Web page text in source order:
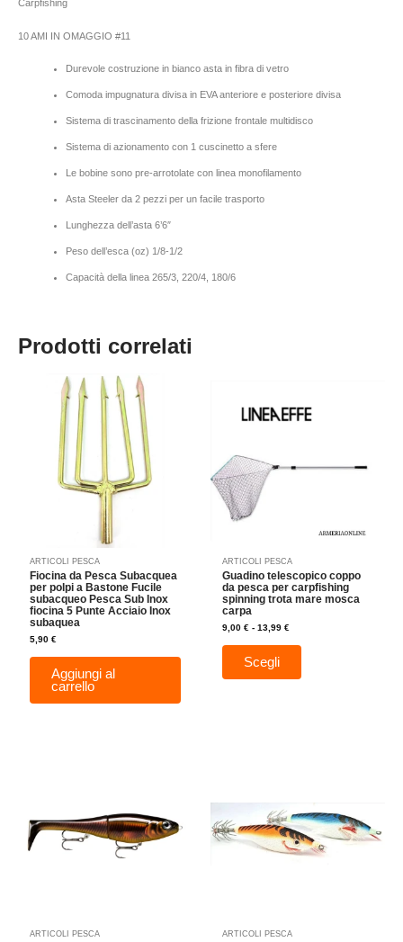
Carpfishing
10 AMI IN OMAGGIO #11
Durevole costruzione in bianco asta in fibra di vetro
Comoda impugnatura divisa in EVA anteriore e posteriore divisa
Sistema di trascinamento della frizione frontale multidisco
Sistema di azionamento con 1 cuscinetto a sfere
Le bobine sono pre-arrotolate con linea monofilamento
Asta Steeler da 2 pezzi per un facile trasporto
Lunghezza dell’asta 6’6″
Peso dell’esca (oz) 1/8-1/2
Capacità della linea 265/3, 220/4, 180/6
Prodotti correlati
ARTICOLI PESCA
Fiocina da Pesca Subacquea
per polpi a Bastone Fucile
subacqueo Pesca Sub Inox
fiocina 5 Punte Acciaio Inox
subaquea
5,90€
Aggiungi al
carrello
ARTICOLI PESCA
Guadino telescopico coppo
da pesca per carpfishing
spinning trota mare mosca
carpa
9,00€ - 13,99€
da
9,00 €
Scegli
ha
Le
scelte
del
prodotto
ARTICOLI PESCA ARTICOLI PESCA
varianti.
Le
opzioni